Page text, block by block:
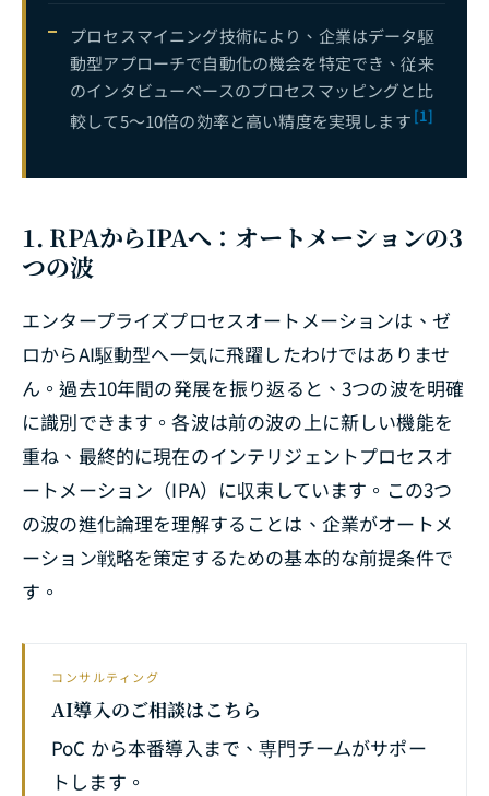
プロセスマイニング技術により、企業はデータ駆
動型アプローチで自動化の機会を特定でき、従来
のインタビューベースのプロセスマッピングと比
較して5〜10倍の効率と高い精度を実現します [1]
1. RPAからIPAへ：オートメーションの3
つの波
エンタープライズプロセスオートメーションは、ゼ
ロからAI駆動型へ一気に飛躍したわけではありませ
ん。過去10年間の発展を振り返ると、3つの波を明確
に識別できます。各波は前の波の上に新しい機能を
重ね、最終的に現在のインテリジェントプロセスオ
ートメーション（IPA）に収束しています。この3つ
の波の進化論理を理解することは、企業がオートメ
ーション戦略を策定するための基本的な前提条件で
す。
コンサルティング
AI導入のご相談はこちら
PoC から本番導入まで、専門チームがサポー
トします。